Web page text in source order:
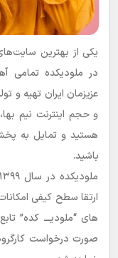
یکی از بهترین
در ملودیکده تمامی
عزیزمان ایران تهیه و
و حجم اینترنت نیم
هستید و تمایل به پخش
باشید.
ارتقا سطح کیفی
های “ملودیـــ کده”
صورت درخواست